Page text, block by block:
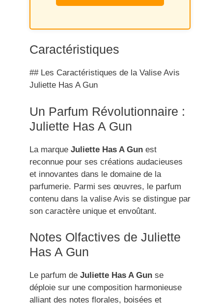
Caractéristiques
## Les Caractéristiques de la Valise Avis
Juliette Has A Gun
Un Parfum Révolutionnaire :
Juliette Has A Gun
La marque Juliette Has A Gun est
reconnue pour ses créations audacieuses
et innovantes dans le domaine de la
parfumerie. Parmi ses œuvres, le parfum
contenu dans la valise Avis se distingue par
son caractère unique et envoûtant.
Notes Olfactives de Juliette
Has A Gun
Le parfum de Juliette Has A Gun se
déploie sur une composition harmonieuse
alliant des notes florales, boisées et